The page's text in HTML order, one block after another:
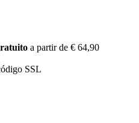
a partir de € 64,90
SSL